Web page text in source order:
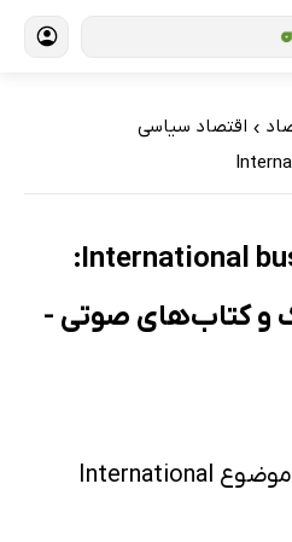
› اقتصاد سیاسی
International business and global:
و کتاب‌های صوتی -
کتاب‌های الکترونیک با موضوع International